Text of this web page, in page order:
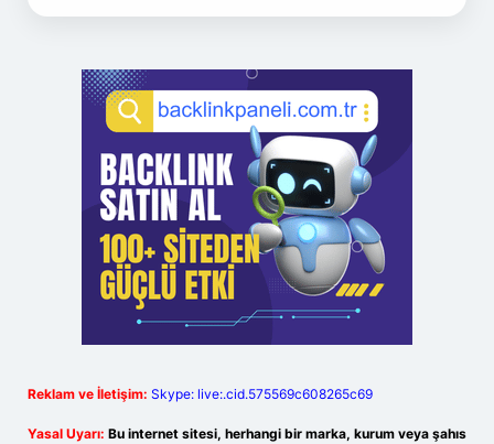
Reklam ve İletişim: Skype: live:.cid.575569c608265c69
Yasal Uyarı: Bu internet sitesi, herhangi bir marka, kurum veya şahıs